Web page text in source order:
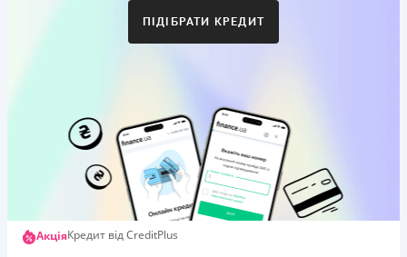
Коли друг реєструється та отримує перший кредит
Бронзовий призер FinAwards 2026 «Найкраща програма
лояльності»
Перший займ
вiд 0,01%/день до 30 000 ₴
Повторний займ
вiд 0,95%/день до 50 000 ₴
ПІДІБРАТИ КРЕДИТ
АкціяКредит від CreditPlus